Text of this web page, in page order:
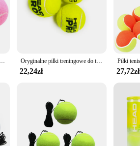
6 sztuk opakowanie różowe piłki tenisowe odporne na zużycie elastyczne piłki treningowe 66mm panie początkujący ćwiczą piłkę tenisową do klubu Oryginalne piłki treningowe do tenisa Piłki tenisowe Trener Piłki tenisowe Pelotas Piłki tenisowe Guma wełniana 3/6/9/12 PCS
22,24zł 27,72zł